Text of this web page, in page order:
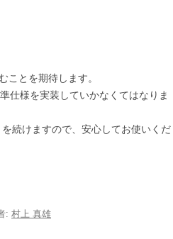
ことを期待します。
仕様を実装していかなくてはなりま
続けますので、安心してお使いくだ
: 村上 真雄